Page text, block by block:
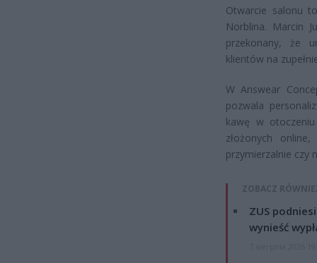
Otwarcie salonu
Norblina. Marcin
przekonany, że
klientów na
W Answear
pozwala
kawę w
złożonych
przymierzalnie czy
ZOBACZ
ZUS
wynieść